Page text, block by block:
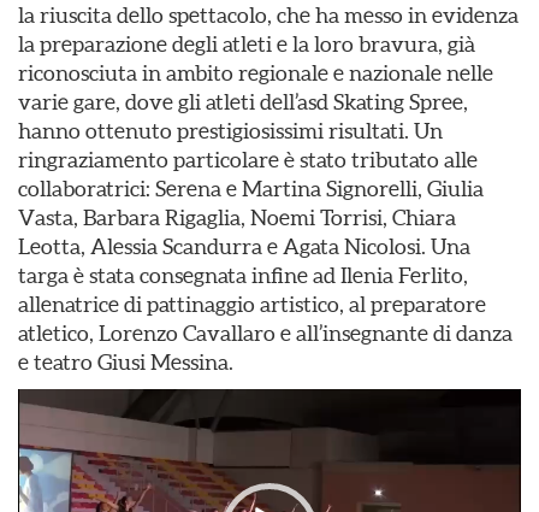
la riuscita dello spettacolo, che ha messo in evidenza
la preparazione degli atleti e la loro bravura, già
riconosciuta in ambito regionale e nazionale nelle
varie gare, dove gli atleti dell’asd Skating Spree,
hanno ottenuto prestigiosissimi risultati. Un
ringraziamento particolare è stato tributato alle
collaboratrici: Serena e Martina Signorelli, Giulia
Vasta, Barbara Rigaglia, Noemi Torrisi, Chiara
Leotta, Alessia Scandurra e Agata Nicolosi. Una
targa è stata consegnata infine ad Ilenia Ferlito,
allenatrice di pattinaggio artistico, al preparatore
atletico, Lorenzo Cavallaro e all’insegnante di danza
e teatro Giusi Messina.
Video